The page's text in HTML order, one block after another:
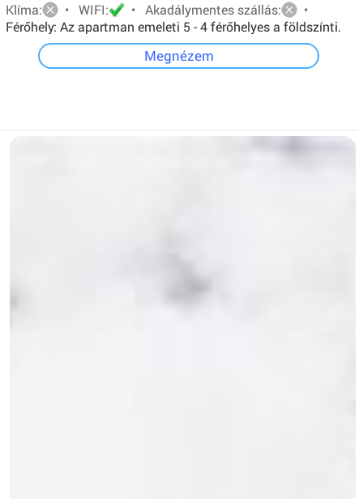
Klíma:
• WIFI: • Akadálymentes szállás:
•
Férőhely: Az apartman emeleti 5 - 4 férőhelyes a földszínti.
Mindkét apartmanban van: egy - egy franciaágy és két ill.
három egyszemélyes ágy.Megnézem